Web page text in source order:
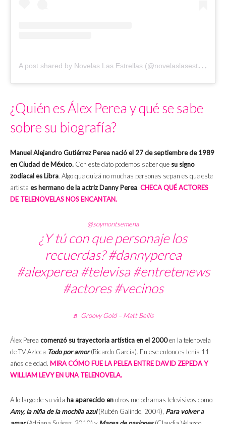
A
post shared by Novelas Las Estrellas (@novelaslasestrellas)
¿Quién es Álex Perea y qué se sabe
sobre su biografía?
Manuel Alejandro Gutiérrez Perea nació el 27 de septiembre de 1989
en Ciudad de México. Con este dato podemos saber que su signo
zodiacal es Libra. Algo que quizá no muchas personas sepan es que este
artista es hermano de la actriz Danny Perea. CHECA QUÉ ACTORES
DE TELENOVELAS NOS ENCANTAN.
@soymontsemena
¿Y tú con que personaje los
recuerdas?#dannyperea
#alexperea #televisa #entretenews
#actores #vecinos
♬ Groovy Gold – Matt Beilis
Álex Perea comenzó su trayectoria artística en el 2000en la telenovela
de TV Azteca Todo por amor (Ricardo García). En ese entonces tenía 11
años de edad. MIRA CÓMO FUE LA PELEA ENTRE DAVID ZEPEDA Y
WILLIAM LEVY EN UNA TELENOVELA.
A lo largo de su vida ha aparecido enotros melodramas televisivos como
Amy, la niña de la mochila azul(Rubén Galindo, 2004), Para volver a